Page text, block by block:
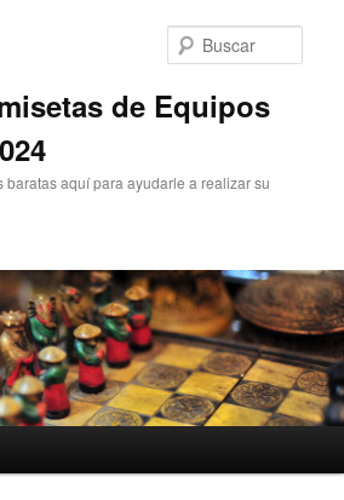
de Equipos
baratas aquí para ayudarle a realizar su